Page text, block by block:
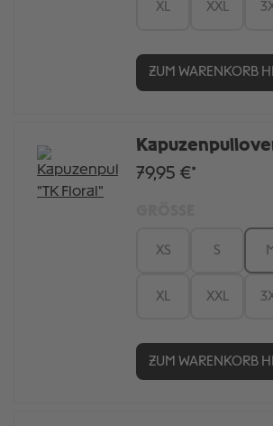
XL XXL
ZUM WARENKORB
79,95 €*
XS S M
XL XXL
ZUM WARENKORB